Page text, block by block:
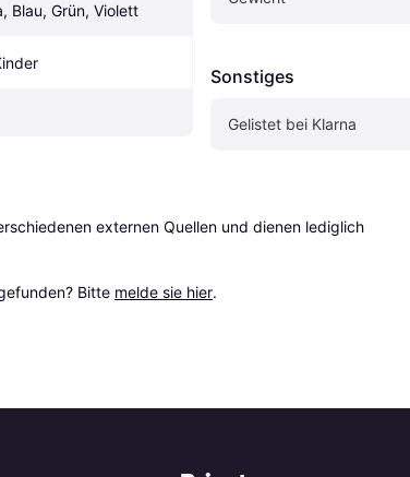
Blau, Grün, Violett
Sonstiges
Gelistet bei Klarna
externen Quellen und dienen lediglich
Bitte melde sie hier.